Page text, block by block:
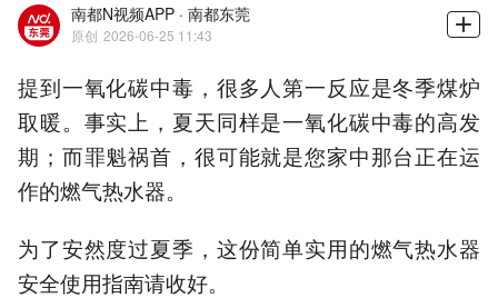
南都N视频APP · 南都东莞
原创 2026-06-25 11:43
提到一氧化碳中毒，很多人第一反应是冬季煤炉
取暖。事实上，夏天同样是一氧化碳中毒的高发
期；而罪魁祸首，很可能就是您家中那台正在运
作的燃气热水器。
为了安然度过夏季，这份简单实用的燃气热水器
安全使用指南请收好。